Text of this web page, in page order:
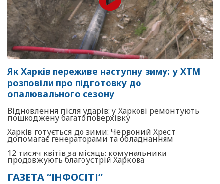
Як Харків переживе наступну зиму: у ХТМ
розповіли про підготовку до
опалювального сезону
Відновлення після ударів: у Харкові ремонтують
пошкоджену багатоповерхівку
Харків готується до зими: Червоний Хрест
допомагає генераторами та обладнанням
12 тисяч квітів за місяць: комунальники
продовжують благоустрій Харкова
ГАЗЕТА “ІНФОСІТІ”